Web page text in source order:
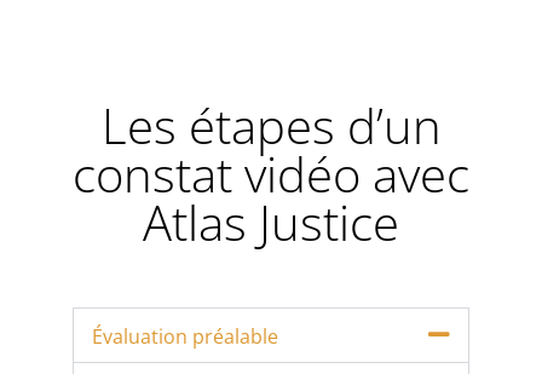
Les étapes d’un
constat vidéo avec
Atlas Justice
Évaluation préalable